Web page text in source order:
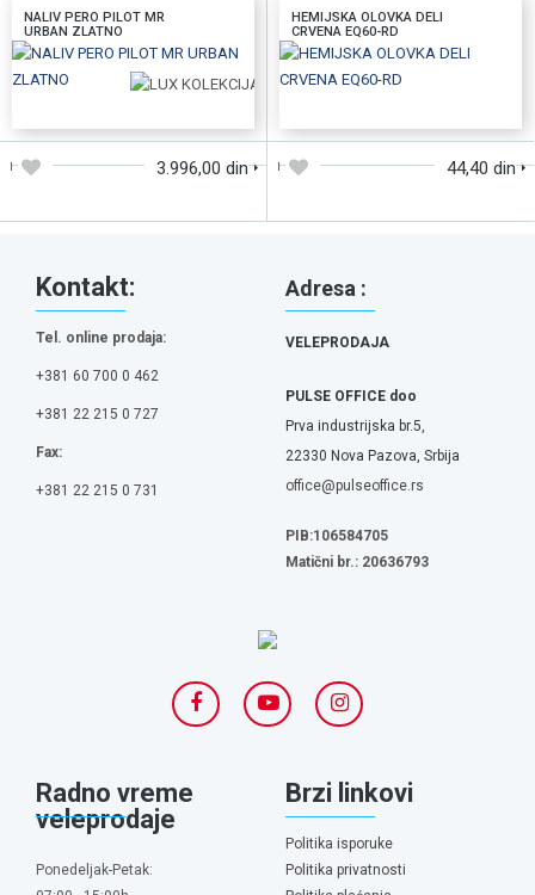
NALIV PERO PILOT MR
URBAN ZLATNO
3.996,00 din
HEMIJSKA OLOVKA DELI
CRVENA EQ60-RD
44,40 din
Kontakt:
Tel. online prodaja:
+381 60 700 0 462
+381 22 215 0 727
Fax:
+381 22 215 0 731
Adresa :
VELEPRODAJA
PULSE OFFICE doo
Prva industrijska br.5,
22330 Nova Pazova, Srbija
office@pulseoffice.rs
PIB:106584705
Matični br.: 20636793
Radno vreme
veleprodaje
Ponedeljak-Petak:
Brzi linkovi
Politika isporuke
Politika privatnosti